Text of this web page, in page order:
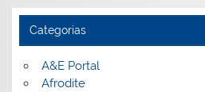
Categorias
A&E Portal
Afrodite